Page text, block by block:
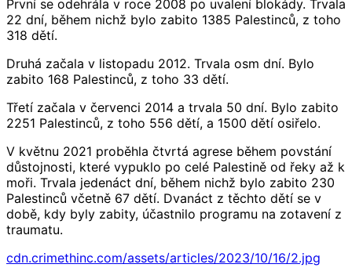
První se odehrála v roce 2008 po uvalení blokády. Trvala
22 dní, během nichž bylo zabito 1385 Palestinců, z toho
318 dětí.
Druhá začala v listopadu 2012. Trvala osm dní. Bylo
zabito 168 Palestinců, z toho 33 dětí.
Třetí začala v červenci 2014 a trvala 50 dní. Bylo zabito
2251 Palestinců, z toho 556 dětí, a 1500 dětí osiřelo.
V květnu 2021 proběhla čtvrtá agrese během povstání
důstojnosti, které vypuklo po celé Palestině od řeky až k
moři. Trvala jedenáct dní, během nichž bylo zabito 230
Palestinců včetně 67 dětí. Dvanáct z těchto dětí se v
době, kdy byly zabity, účastnilo programu na zotavení z
traumatu.
cdn.crimethinc.com/assets/articles/2023/10/16/2.jpg